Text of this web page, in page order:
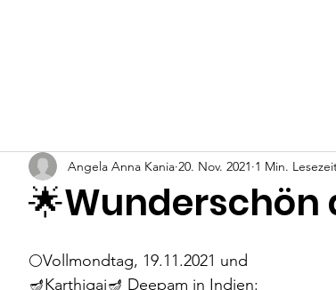
🌟Wunderschön
Angela Anna Kania 20. Nov. 2021 1 Min.
🌕Vollmondtag, 19.11.2021 und
🪔Karthigai🪔 Deepam in Indien: